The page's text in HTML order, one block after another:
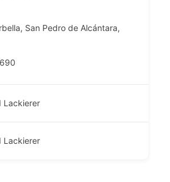
, San Pedro de Alcántara,
Lackierer
Lackierer